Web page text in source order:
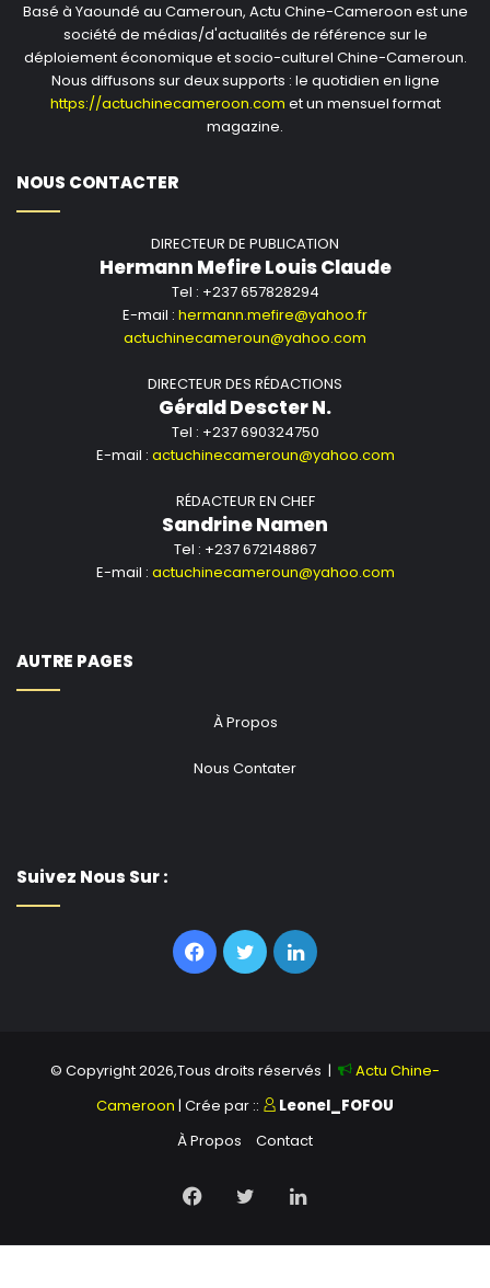
Basé à Yaoundé au Cameroun, Actu Chine-Cameroon est une
société de médias/d'actualités de référence sur le
déploiement économique et socio-culturel Chine-Cameroun.
Nous diffusons sur deux supports : le quotidien en ligne
https://actuchinecameroon.com et un mensuel format
magazine.
NOUS CONTACTER
DIRECTEUR DE PUBLICATION
Hermann Mefire Louis Claude
Tel : +237 657828294
E-mail : hermann.mefire@yahoo.fr
actuchinecameroun@yahoo.com
DIRECTEUR DES RÉDACTIONS
Gérald Descter N.
Tel : +237 690324750
E-mail : actuchinecameroun@yahoo.com
RÉDACTEUR EN CHEF
Sandrine Namen
Tel : +237 672148867
E-mail : actuchinecameroun@yahoo.com
AUTRE PAGES
À Propos
Nous Contater
Suivez Nous Sur :
Facebook
TwitterLinkedin
© Copyright 2026,Tous droits réservés |
Actu Chine-
Cameroon | Crée par ::
Leonel_FOFOU
À Propos
Contact
Facebook
TwitterLinkedin